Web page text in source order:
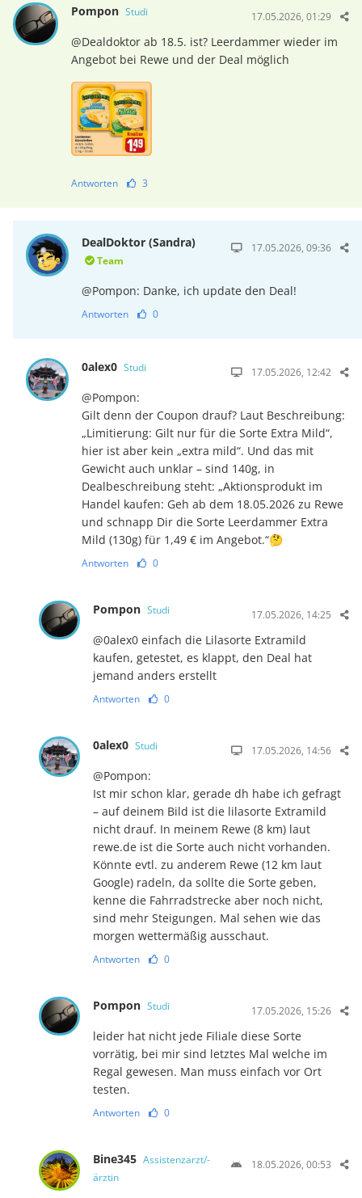
Pompon Studi 17.05.2026, 01:29
@Dealdoktor ab 18.5. ist? Leerdammer wieder im
Angebot bei Rewe und der Deal möglich
Antworten 3
DealDoktor (Sandra)
Team
17.05.2026, 09:36
@Pompon: Danke, ich update den Deal!
Antworten 0
0alex0 Studi 17.05.2026, 12:42
@Pompon:
Gilt denn der Coupon drauf? Laut Beschreibung:
„Limitierung: Gilt nur für die Sorte Extra Mild“,
hier ist aber kein „extra mild“. Und das mit
Gewicht auch unklar – sind 140g, in
Dealbeschreibung steht: „Aktionsprodukt im
Handel kaufen: Geh ab dem 18.05.2026 zu Rewe
und schnapp Dir die Sorte Leerdammer Extra
Mild (130g) für 1,49 € im Angebot.“🤔
Antworten 0
Pompon Studi 17.05.2026, 14:25
@0alex0 einfach die Lilasorte Extramild
kaufen, getestet, es klappt, den Deal hat
jemand anders erstellt
Antworten 0
0alex0 Studi 17.05.2026, 14:56
@Pompon:
Ist mir schon klar, gerade dh habe ich gefragt
– auf deinem Bild ist die lilasorte Extramild
nicht drauf. In meinem Rewe (8 km) laut
rewe.de ist die Sorte auch nicht vorhanden.
Könnte evtl. zu anderem Rewe (12 km laut
Google) radeln, da sollte die Sorte geben,
kenne die Fahrradstrecke aber noch nicht,
sind mehr Steigungen. Mal sehen wie das
morgen wettermäßig ausschaut.
Antworten 0
Pompon Studi 17.05.2026, 15:26
leider hat nicht jede Filiale diese Sorte
vorrätig, bei mir sind letztes Mal welche im
Regal gewesen. Man muss einfach vor Ort
testen.
Antworten 0
Bine345 Assistenzarzt/-
ärztin
18.05.2026, 00:53